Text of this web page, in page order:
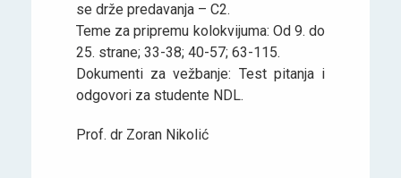
se drže predavanja – C2.
Teme za pripremu kolokvijuma: Od 9. do
25. strane; 33-38; 40-57; 63-115.
Dokumenti za vežbanje: Test pitanja i
odgovori za studente NDL.
Prof. dr Zoran Nikolić